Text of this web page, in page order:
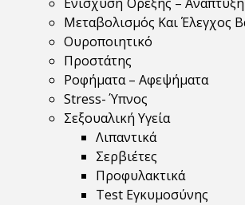
Ενίσχυση Όρεξης – Ανάπτυξη
Μεταβολισμός Και Έλεγχος
Ουροποιητικό
Προστάτης
Ροφήματα – Αφεψήματα
Stress- Ύπνος
Σεξουαλική Υγεία
Λιπαντικά
Σερβιέτες
Προφυλακτικά
Test Εγκυμοσύνης